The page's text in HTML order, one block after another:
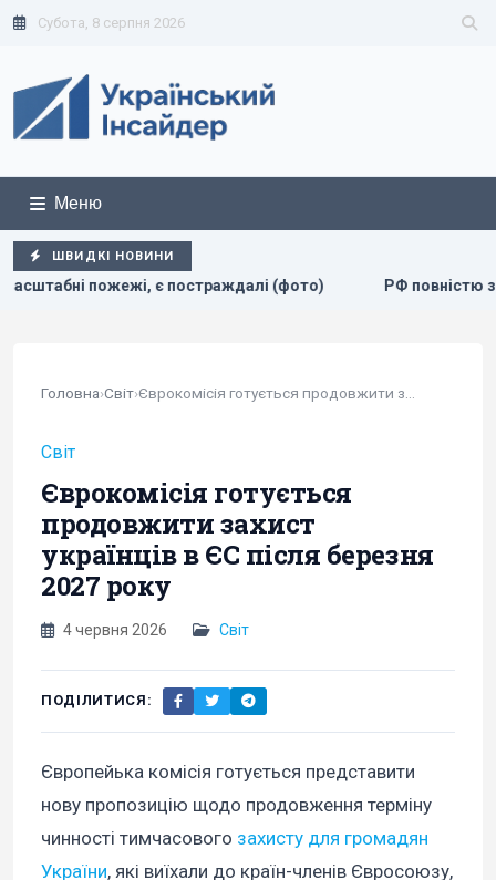
Субота, 8 серпня 2026
Меню
ШВИДКІ НОВИНИ
є постраждалі (фото) РФ повністю знищила
Головна›Світ›
Світ
Єврокомісія готується
продовжити захист
українців в ЄС після березня
2027 року
4 червня 2026 Світ
ПОДІЛИТИСЯ:
Європейька комісія готується представити
нову пропозицію щодо продовження терміну
чинності тимчасового захисту для громадян
України, які виїхали до країн-членів Євросоюзу,